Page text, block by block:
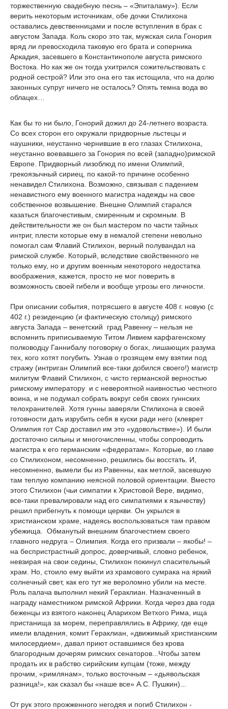
торжественную свадебную песнь – «Эпиталаму»). Если
верить некоторым источникам, обе дочки Стилихона
оставались девственницами и после вступления в брак с
августом Запада. Коль скоро это так, мужская сила Гонория
вряд ли превосходила таковую его брата и соперника
Аркадия, засевшего в Константинополе августа римского
Востока. Но как же он тогда ухитрился сожительствовать с
родной сестрой? Или это она его так истощила, что на долю
законных супруг ничего не осталось? Опять темна вода во
облацех…
Как бы то ни было, Гонорий дожил до 24-летнего возраста.
Со всех сторон его окружали придворные льстецы и
наушники, неустанно чернившие в его глазах Стилихона,
неустанно воевавшего за Гонория по всей (западно)римской
Европе. Придворный лизоблюд по имени Олимпий,
грекоязычный сириец, по какой-то причине особенно
ненавидел Стилихона. Возможно, связывая с падением
ненавистного ему военного магистра надежды на свое
собственное возвышение. Внешне Олимпий старался
казаться благочестивым, смиренным и скромным. В
действительности же он был мастером по части тайных
интриг, плести которые ему в немалой степени невольно
помогал сам Флавий Стилихон, верный полувандал на
римской службе. Который, вследствие свойственного не
только ему, но и другим военным некоторого недостатка
воображения, кажется, просто не мог поверить в
возможность своей гибели и вообще угрозы его личности.
При описании события, потрясшего в августе 408 г. новую (с
402 г.) резиденцию (и фактическую столицу) римского
августа Запада – венетский град Равенну – нельзя не
вспомнить приписываемую Титом Ливием карфагенскому
полководцу Ганнибалу поговорку о богах, лишающих разума
тех, кого хотят погубить. Узнав о грозящем ему взятии под
стражу (интриган Олимпий все-таки добился своего!) магистр
милитум Флавий Стилихон, с чисто германской верностью
римскому императору и с невероятной наивностью честного
воина, и не подумал собрать вокруг себя своих гуннских
телохранителей. Хотя гунны заверяли Стилихона в своей
готовности дать изрубить себя в куски ради него (клеврет
Олимпия гот Сар доставил им это «удовольствие»). И были
достаточно сильны и многочисленны, чтобы сопроводить
магистра к его германским «федератам». Которые, во главе
со Стилихоном, несомненно, решились бы восстать. И,
несомненно, вымели бы из Равенны, как метлой, засевшую
там теплую компанию неясной половой ориентации. Вместо
этого Стилихон (чьи симпатии к Христовой Вере, видимо,
все-таки превалировали над его симпатиями к язычеству)
решил прибегнуть к помощи церкви. Он укрылся в
христианском храме, надеясь воспользоваться там правом
убежища. Обманутый внешним благочестием своего
главного недруга – Олимпия. Когда его призвали – якобы! –
на беспристрастный допрос, доверчивый, словно ребенок,
невзирая на свои седины, Стилихон покинул спасительный
храм. Но, стоило ему выйти из храмового сумрака на яркий
солнечный свет, как его тут же вероломно убили на месте.
Роль палача выполнил некий Гераклиан. Назначенный в
награду наместником римской Африки. Когда через два года
беженцы из взятого наконец Аларихом Ветхого Рима, ища
пристанища за морем, переправлялись в Африку, где еще
имели владения, комит Гераклиан, «движимый христианским
милосердием», давал приют оставшимся без крова
благородным дочерям римских сенаторов...Чтобы затем
продать их в рабство сирийским купцам (тоже, между
прочим, «римлянам», только восточным – «дьявольская
разница!», как сказал бы «наше все» А.С. Пушкин)...
От рук этого прожженного негодяя и погиб Стилихон -